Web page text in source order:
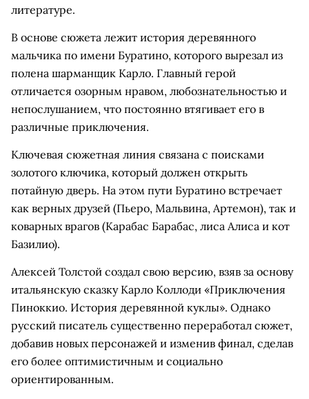
литературе.
В основе сюжета лежит история деревянного
мальчика по имени Буратино, которого вырезал из
полена шарманщик Карло. Главный герой
отличается озорным нравом, любознательностью и
непослушанием, что постоянно втягивает его в
различные приключения.
Ключевая сюжетная линия связана с поисками
золотого ключика, который должен открыть
потайную дверь. На этом пути Буратино встречает
как верных друзей (Пьеро, Мальвина, Артемон), так и
коварных врагов (Карабас Барабас, лиса Алиса и кот
Базилио).
Алексей Толстой создал свою версию, взяв за основу
итальянскую сказку Карло Коллоди «Приключения
Пиноккио. История деревянной куклы». Однако
русский писатель существенно переработал сюжет,
добавив новых персонажей и изменив финал, сделав
его более оптимистичным и социально
ориентированным.